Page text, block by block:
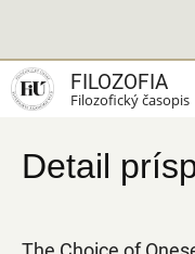
hlavný
obsah
FILOZOFIA
Filozofický časopis
Detail